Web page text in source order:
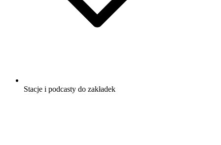
Stacje i podcasty do zakładek